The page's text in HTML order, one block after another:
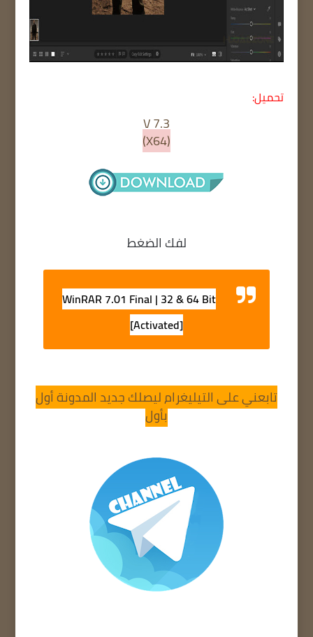
تحميل:
V 7.3
(X64)
لفك الضغط
WinRAR 7.01 Final | 32 & 64 Bit
[Activated]
تابعني على التيليغرام ليصلك جديد المدونة أول
بأول